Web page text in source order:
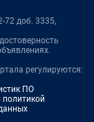
72 доб. 3335,
регулируются:
ПО